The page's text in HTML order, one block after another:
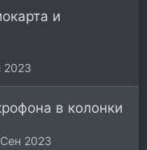
и
2023
в колонки
2023